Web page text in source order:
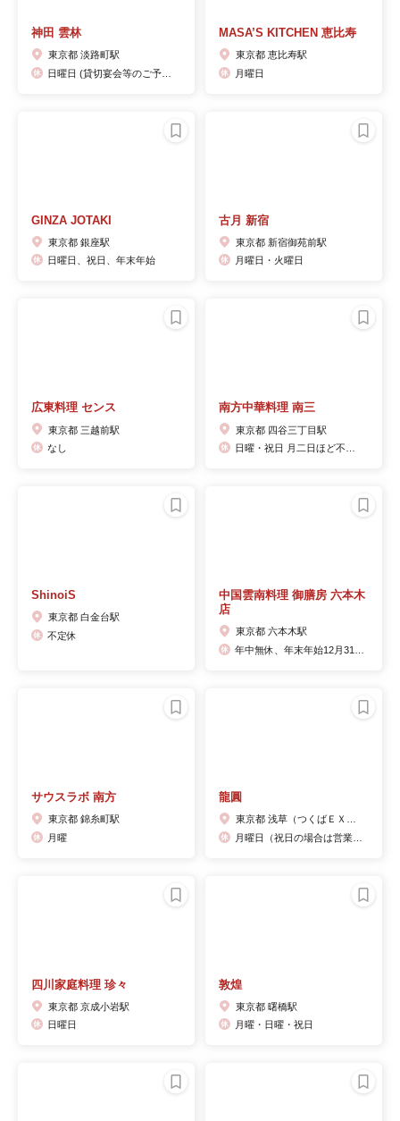
神田 雲林
東京都 淡路町駅
MASA’S KITCHEN 恵比寿
東京都 恵比寿駅
月曜日
GINZA JOTAKI
東京都 銀座駅
日曜日、祝日、年末年始
古月 新宿
東京都 新宿御苑前駅
月曜日・火曜日
広東料理 センス
東京都 三越前駅
なし
南方中華料理 南三
東京都 四谷三丁目駅
ShinoiS
東京都 白金台駅
不定休
中国雲南料理 御膳房 六本木
店
東京都 六本木駅
サウスラボ 南方
東京都 錦糸町駅
月曜
龍圓
四川家庭料理 珍々
東京都 京成小岩駅
日曜日
敦煌
東京都 曙橋駅
月曜・日曜・祝日